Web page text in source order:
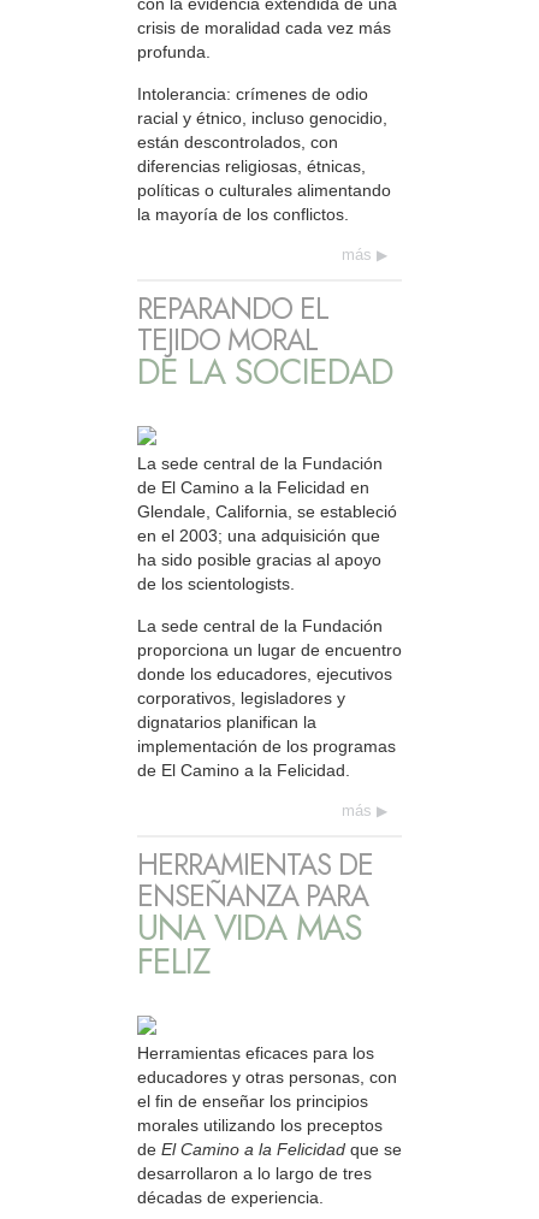
con la evidencia extendida de una
crisis de moralidad cada vez más
profunda.
Intolerancia: crímenes de odio
racial y étnico, incluso genocidio,
están descontrolados, con
diferencias religiosas, étnicas,
políticas o culturales alimentando
la mayoría de los conflictos.
más
REPARANDO EL
TEJIDO MORAL
DE LA SOCIEDAD
La sede central de la Fundación
de El Camino a la Felicidad en
Glendale, California, se estableció
en el 2003; una adquisición que
ha sido posible gracias al apoyo
de los scientologists.
La sede central de la Fundación
proporciona un lugar de encuentro
donde los educadores, ejecutivos
corporativos, legisladores y
dignatarios planifican la
implementación de los programas
de El Camino a la Felicidad.
más
HERRAMIENTAS DE
ENSEÑANZA PARA
UNA VIDA MAS
FELIZ
Herramientas eficaces para los
educadores y otras personas, con
el fin de enseñar los principios
morales utilizando los preceptos
de El Camino a la Felicidad que se
desarrollaron a lo largo de tres
décadas de experiencia.